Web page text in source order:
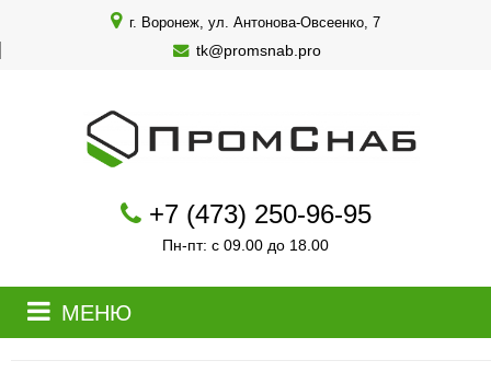
г. Воронеж, ул. Антонова-Овсеенко, 7
tk@promsnab.pro
+7 (473) 250-96-95
Пн-пт: с 09.00 до 18.00
МЕНЮ